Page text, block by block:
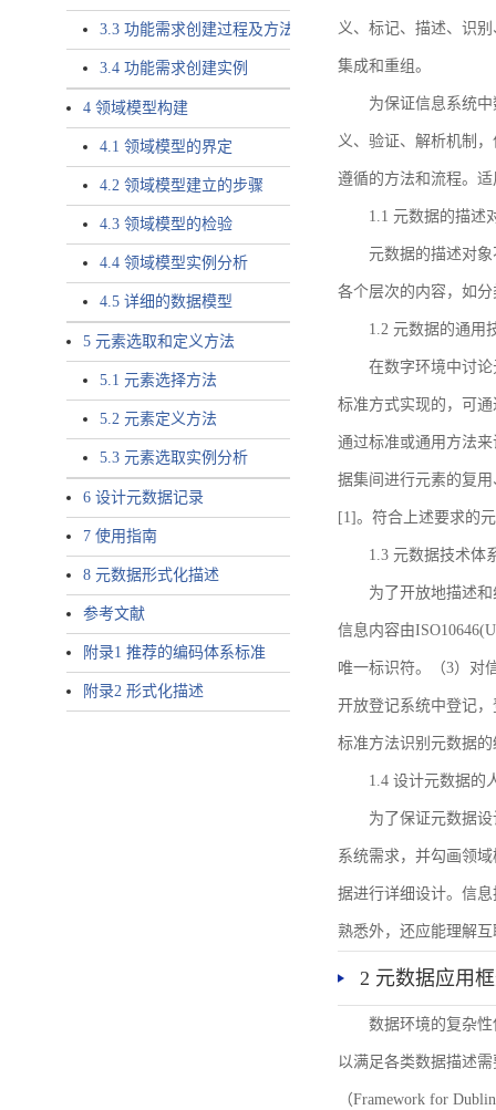
3.3 功能需求创建过程及方法
3.4 功能需求创建实例
4 领域模型构建
4.1 领域模型的界定
4.2 领域模型建立的步骤
4.3 领域模型的检验
4.4 领域模型实例分析
4.5 详细的数据模型
5 元素选取和定义方法
5.1 元素选择方法
5.2 元素定义方法
5.3 元素选取实例分析
6 设计元数据记录
7 使用指南
8 元数据形式化描述
参考文献
附录1 推荐的编码体系标准
附录2 形式化描述
义、标记、描述、识
集成和重组。
为保证信息系统
义、验证、解析机制
遵循的方法和流程。
1.1 元数据的描述
元数据的描述对
各个层次的内容，如
1.2 元数据的通用
在数字环境中讨
标准方式实现的，可
通过标准或通用方法
据集间进行元素的复
[1]。符合上述要求的
1.3 元数据技术体
为了开放地描述
信息内容由
唯一标识符。（3）对
开放登记系统中登记
标准方法识别元数据
1.4 设计元数据的
为了保证元数据
系统需求，并勾画领
据进行详细设计。信
熟悉外，还应能理解
2 元数据应用
数据环境的复杂
以满足各类数据描述
（Framework for